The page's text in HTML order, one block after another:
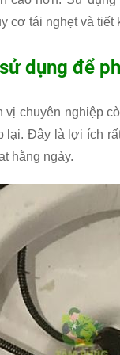
cơ tái nghẹt và
dụng để
chuyên nghiệp
lại. Đây là lợi ích
hằng ngày.